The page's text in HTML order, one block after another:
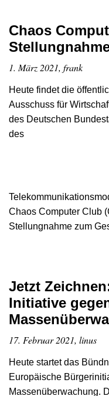
Chaos
1. März 2021, frank
Heute findet die
Ausschuss für
des Deutschen
des
Chaos Computer Club
Stellungnahme zum
Jetzt
Initiative
17. Februar 2021, linus
Heute startet das
Europäische
Massenüberwachung.